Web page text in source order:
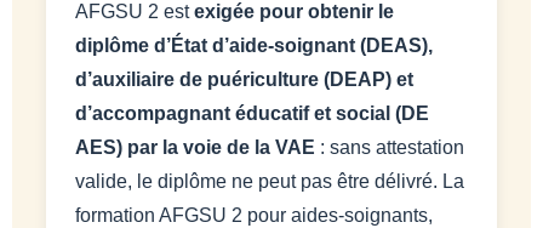
AFGSU 2 estexigée pour obtenir le
diplôme d’État d’aide-soignant (DEAS),
d’auxiliaire de puériculture (DEAP) et
d’accompagnant éducatif et social (DE
AES) par la voie de la VAE : sans attestation
valide, le diplôme ne peut pas être délivré. La
formation AFGSU 2 pour aides-soignants,